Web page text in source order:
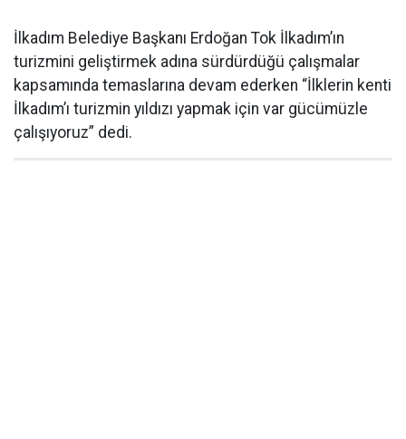
İlkadım Belediye Başkanı Erdoğan Tok İlkadım’ın
turizmini geliştirmek adına sürdürdüğü çalışmalar
kapsamında temaslarına devam ederken “İlklerin kenti
İlkadım’ı turizmin yıldızı yapmak için var gücümüzle
çalışıyoruz” dedi.